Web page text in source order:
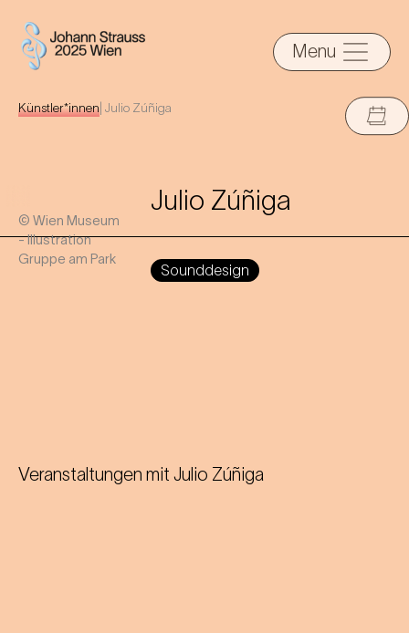
Menu
Künstler*innen Julio Zúñiga
© Wien Museum
- Illustration
Gruppe am Park
Julio Zúñiga
Sounddesign
Veranstaltungen mit Julio Zúñiga